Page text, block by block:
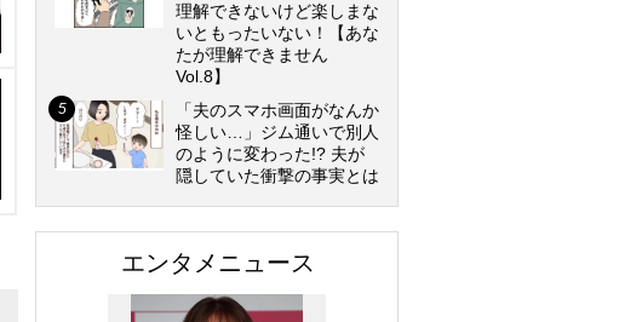
理解できないけど楽しまな
いともったいない！【あな
たが理解できません
Vol.8】
「夫のスマホ画面がなんか
怪しい…」ジム通いで別人
のように変わった!? 夫が
隠していた衝撃の事実とは
エンタメニュース